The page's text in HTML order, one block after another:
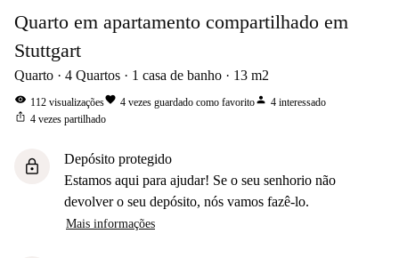
Quarto em apartamento compartilhado em
Stuttgart
Quarto 4 Quartos 1 casa de banho 13 m2
visibility 112 visualizaçõesfavorite 4 vezes guardado como favoritoperson 4 interessado
ios_share 4 vezes partilhado
lock
Depósito protegido
Estamos aqui para ajudar! Se o seu senhorio não
devolver o seu depósito, nós vamos fazê-lo.
Mais informações